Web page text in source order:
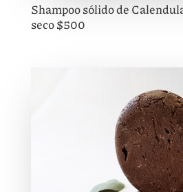
Shampoo sólido de
seco $500